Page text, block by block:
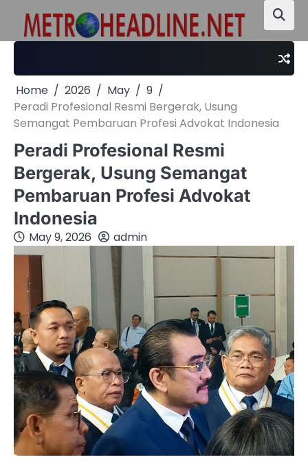
content
Home 2026 May
9
Peradi Profesional Resmi Bergerak, Usung
Semangat Pembaruan Profesi Advokat Indonesia
Peradi Profesional Resmi
Bergerak, Usung Semangat
Pembaruan Profesi Advokat
Indonesia
May 9, 2026 admin